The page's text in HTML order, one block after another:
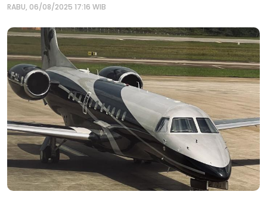
RABU, 06/08/2025 17:16 WIB